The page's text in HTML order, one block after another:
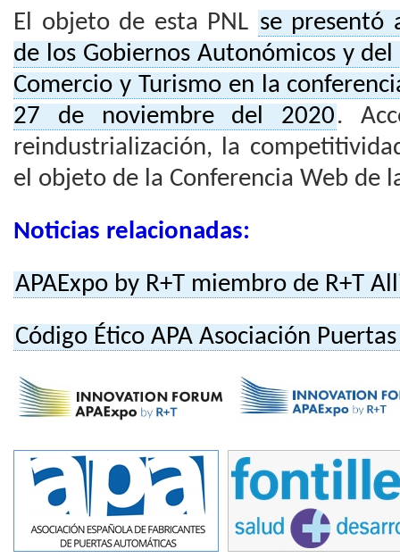
El objeto de esta PNL se presentó
de los Gobiernos Autonómicos y
Comercio y Turismo en la
27 de noviembre del 2020.
reindustrialización, la
el objeto de la Conferencia Web de
Noticias relacionadas:
APAExpo by R+T miembro de R+T
Código Ético APA Asociación